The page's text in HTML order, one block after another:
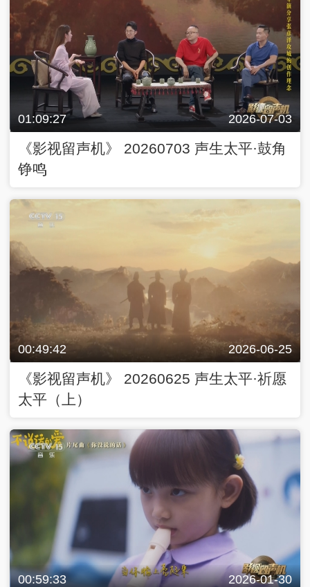
01:09:27 2026-07-03
《影视留声机》 20260703 声生太平·鼓角
铮鸣
00:49:42 2026-06-25
《影视留声机》 20260625 声生太平·祈愿
太平（上）
00:59:33 2026-01-30